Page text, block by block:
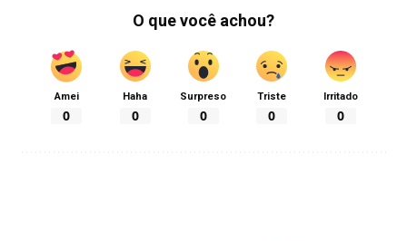
O que você achou?
Amei
0
Haha
0
Surpreso
0
Triste
0
Irritado
0